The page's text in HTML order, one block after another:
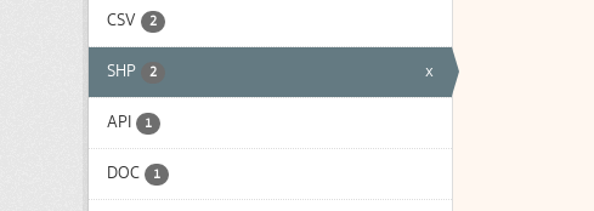
CSV 2
SHP 2 x
API 1
DOC 1